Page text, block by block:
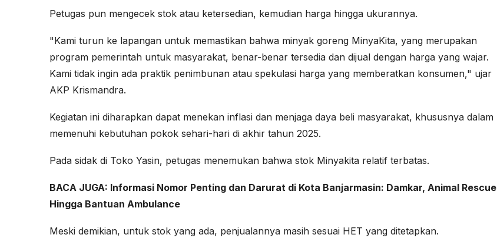
Petugas pun mengecek stok atau ketersedian, kemudian harga hingga ukurannya.
"Kami turun ke lapangan untuk memastikan bahwa minyak goreng MinyaKita, yang merupakan
program pemerintah untuk masyarakat, benar-benar tersedia dan dijual dengan harga yang wajar.
Kami tidak ingin ada praktik penimbunan atau spekulasi harga yang memberatkan konsumen," ujar
AKP Krismandra.
Kegiatan ini diharapkan dapat menekan inflasi dan menjaga daya beli masyarakat, khususnya dalam
memenuhi kebutuhan pokok sehari-hari di akhir tahun 2025.
Pada sidak di Toko Yasin, petugas menemukan bahwa stok Minyakita relatif terbatas.
BACA JUGA: Informasi Nomor Penting dan Darurat di Kota Banjarmasin: Damkar, Animal Rescue
Hingga Bantuan Ambulance
Meski demikian, untuk stok yang ada, penjualannya masih sesuai HET yang ditetapkan.